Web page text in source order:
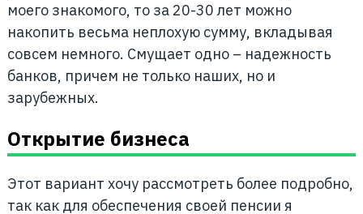
моего знакомого, то за 20-30 лет можно
накопить весьма неплохую сумму, вкладывая
совсем немного. Смущает одно – надежность
банков, причем не только наших, но и
зарубежных.
Открытие бизнеса
Этот вариант хочу рассмотреть более подробно,
так как для обеспечения своей пенсии я